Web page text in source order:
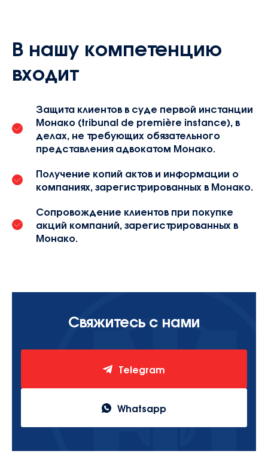
В нашу компетенцию
входит
Защита клиентов в суде первой инстанции
Монако (tribunal de première instance), в
делах, не требующих обязательного
представления адвокатом Монако.
Получение копий актов и информации о
компаниях, зарегистрированных в Монако.
Сопровождение клиентов при покупке
акций компаний, зарегистрированных в
Монако.
Свяжитесь с нами
Telegram
Whatsapp